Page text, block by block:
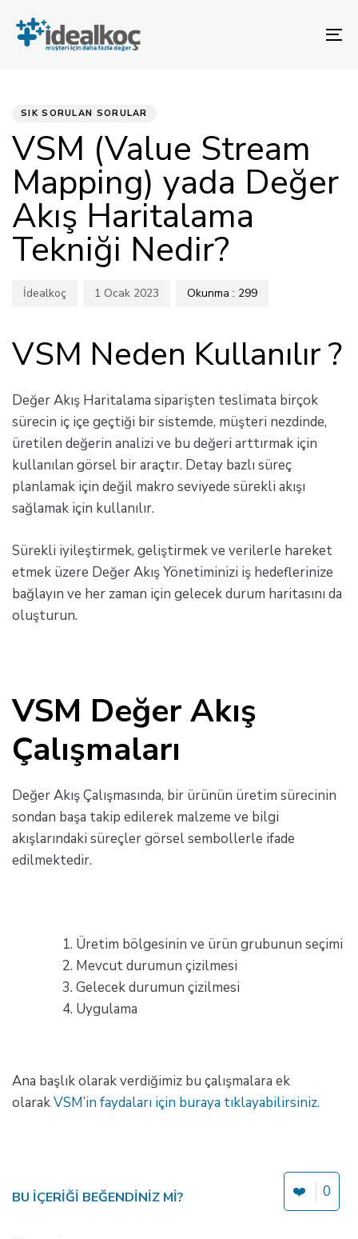
atla
gezinme
bölümüne
atlaSIK SORULAN SORULAR
VSM (Value Stream
Mapping) yada Değer
Akış Haritalama
Tekniği Nedir?
İdealkoç 1 Ocak 2023 Okunma : 299
VSM Neden Kullanılır ?
Değer Akış Haritalama siparişten teslimata birçok
sürecin iç içe geçtiği bir sistemde, müşteri nezdinde,
üretilen değerin analizi ve bu değeri arttırmak için
kullanılan görsel bir araçtır. Detay bazlı süreç
planlamak için değil makro seviyede sürekli akışı
sağlamak için kullanılır.
Sürekli iyileştirmek, geliştirmek ve verilerle hareket
etmek üzere Değer Akış Yönetiminizi iş hedeflerinize
bağlayın ve her zaman için gelecek durum haritasını da
oluşturun.
VSM Değer Akış
Çalışmaları
Değer Akış Çalışmasında, bir ürünün üretim sürecinin
sondan başa takip edilerek malzeme ve bilgi
akışlarındaki süreçler görsel sembollerle ifade
edilmektedir.
Üretim bölgesinin ve ürün grubunun seçimi
Mevcut durumun çizilmesi
Gelecek durumun çizilmesi
Uygulama
Ana başlık olarak verdiğimiz bu çalışmalara ek
olarakVSM’in faydaları için buraya tıklayabilirsiniz.
BU IÇERIĞI BEĞENDINIZ MI? ❤️ 0